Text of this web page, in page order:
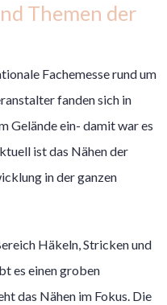
Themen der
Fachemesse rund um
fanden sich in
Gelände ein- damit war es
ist das Nähen der
in der ganzen
Häkeln, Stricken und
es einen groben
das Nähen im Fokus. Die